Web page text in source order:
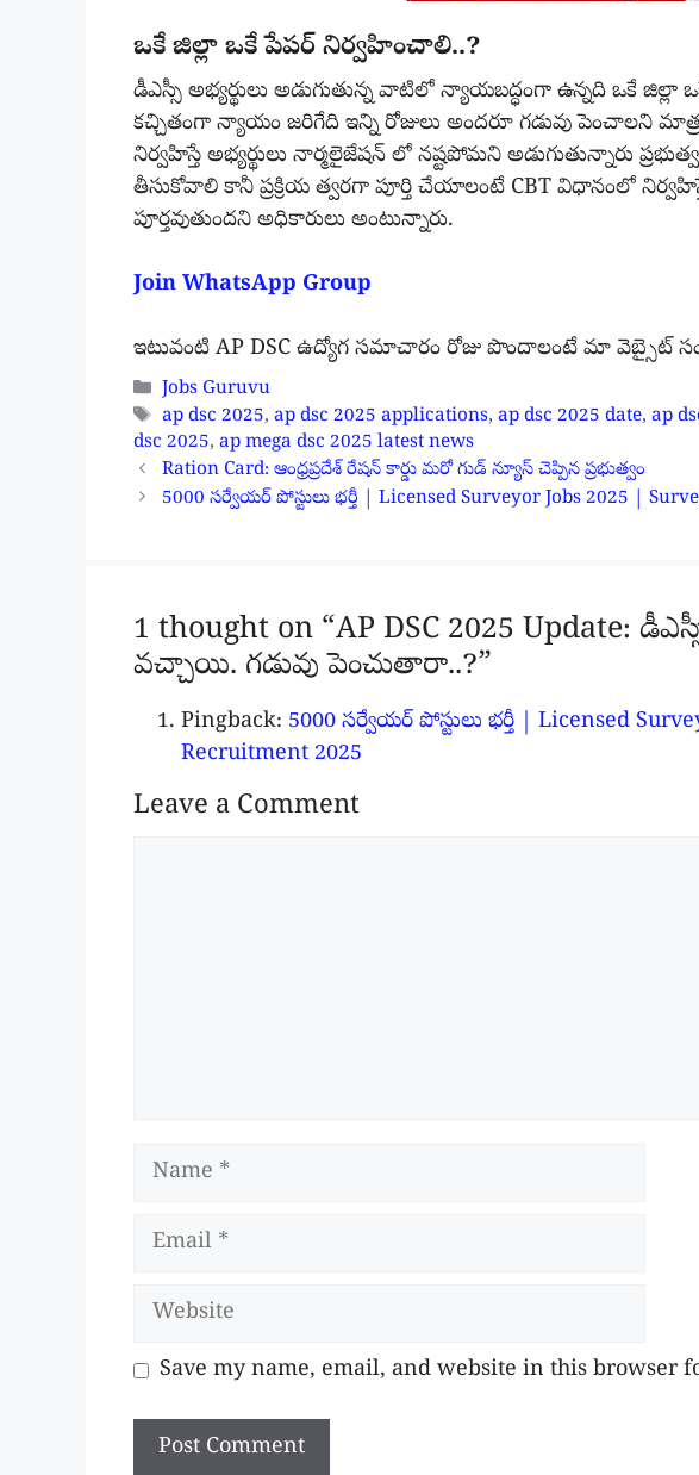
ఒకే జిల్లా ఒకే పేపర్ నిర్వహించాలి..?
డీఎస్సీ అభ్యర్థులు అడుగుతున్న వాటిలో న్యాయబద్ధంగా ఉన్నది ఒకే జిల్లా
కచ్చితంగా న్యాయం జరిగేది ఇన్ని రోజులు అందరూ గడువు పెంచాలని
నిర్వహిస్తే అభ్యర్థులు నార్మలైజేషన్ లో నష్టపోమని అడుగుతున్నారు
తీసుకోవాలి కానీ ప్రక్రియ త్వరగా పూర్తి చేయాలంటే CBT విధానంలో
పూర్తవుతుందని అధికారులు అంటున్నారు.
Join WhatsApp Group
ఇటువంటి AP DSC ఉద్యోగ సమాచారం రోజు పొందాలంటే మా వెబ్సైట్
Categories
Jobs Guruvu
Tags
ap dsc 2025,ap dsc 2025 applications,ap dsc 2025 date,ap
dsc 2025, ap mega dsc 2025 latest news
Ration Card: ఆంధ్రప్రదేశ్ రేషన్ కార్డు మరో గుడ్ న్యూస్ చెప్పిన ప్రభుత్వం
5000 సర్వేయర్ పోస్టులు భర్తీ | Licensed Surveyor Jobs 2025 |
1 thought on “AP DSC 2025 Update:
వచ్చాయి. గడువు పెంచుతారా..?”
Pingback: 5000 సర్వేయర్ పోస్టులు భర్తీ | Licensed
Recruitment 2025
Leave a Comment
Name
Email
Website
Save my name, email, and website in this browser